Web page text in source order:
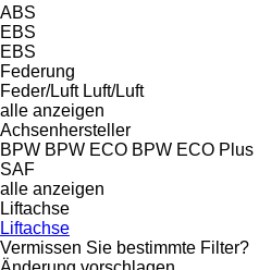
ABS
EBS
EBS
Federung
Feder/Luft Luft/Luft
alle anzeigen
Achsenhersteller
BPW BPW ECO BPW ECO Plus
SAF
alle anzeigen
Liftachse
Liftachse
Vermissen Sie bestimmte Filter?